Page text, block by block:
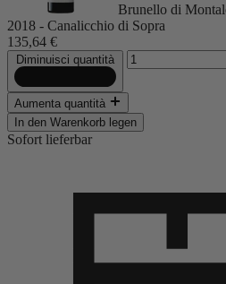
Brunello di
2018 - Canalicchio di Sopra
135,64 €
Diminuisci quantità
Aumenta quantità
In den Warenkorb legen
Sofort lieferbar